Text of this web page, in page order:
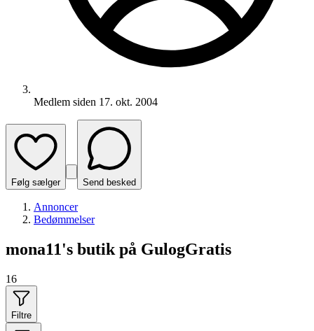
Medlem siden 17. okt. 2004
Følg sælger Send besked
Annoncer
Bedømmelser
mona11's butik på GulogGratis
16
Filtre